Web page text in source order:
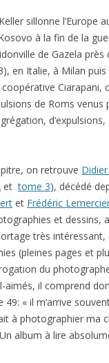
sillonne l’Europe
à la fin de la
de Gazela
en Italie, à Milan
Ciarapani,
de Roms
on retrouve
ettome 3), décédé
et Frédéric
et dessins,
très intéressant,
(pleines pages et
du
il comprend
« il m’arrive
à photographier ma
album à lire